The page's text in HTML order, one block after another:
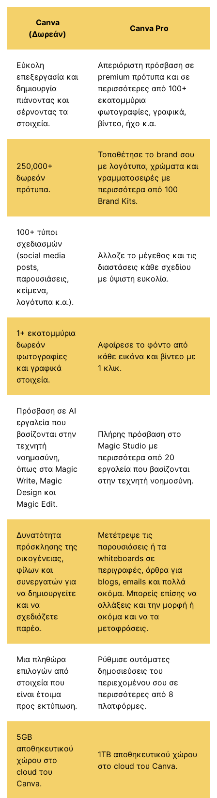
Canva
(Δωρεάν)
Canva Pro
Εύκολη
επεξεργασία και
δημιουργία
πιάνοντας και
σέρνοντας τα
στοιχεία.
Απεριόριστη πρόσβαση σε
premium πρότυπα και σε
περισσότερες από 100+
εκατομμύρια
φωτογραφίες, γραφικά,
βίντεο, ήχο κ.α.
250,000+
δωρεάν
πρότυπα.
Τοποθέτησε το brand σου
με λογότυπα, χρώματα και
γραμματοσειρές με
περισσότερα από 100
Brand Kits.
100+ τύποι
σχεδιασμών
(social media
posts,
παρουσιάσεις,
κείμενα,
λογότυπα κ.α.).
Άλλαζε το μέγεθος και τις
διαστάσεις κάθε σχεδίου
με ύψιστη ευκολία.
1+ εκατομμύρια
δωρεάν
φωτογραφίες
και γραφικά
στοιχεία.
Αφαίρεσε το φόντο από
κάθε εικόνα και βίντεο με
1 κλικ.
Πρόσβαση σε AI
εργαλεία που
βασίζονται στην
τεχνητή
νοημοσύνη,
όπως στα Magic
Write, Magic
Design και
Magic Edit.
Πλήρης πρόσβαση στο
Magic Studio με
περισσότερα από 20
εργαλεία που βασίζονται
στην τεχνητή νοημοσύνη.
Δυνατότητα
πρόσκλησης της
οικογένειας,
φίλων και
συνεργατών για
να δημιουργείτε
και να
σχεδιάζετε
παρέα.
Μετέτρεψε τις
παρουσιάσεις ή τα
whiteboards σε
περιγραφές, άρθρα για
blogs, emails και πολλά
ακόμα. Μπορείς επίσης να
αλλάξεις και την μορφή ή
ακόμα και να τα
μεταφράσεις.
Μια πληθώρα
επιλογών από
στοιχεία που
είναι έτοιμα
προς εκτύπωση.
Ρύθμισε αυτόματες
δημοσιεύσεις του
περιεχομένου σου σε
περισσότερες από 8
πλατφόρμες.
5GB
αποθηκευτικού
χώρου στο
cloud του
Canva.
1TB αποθηκευτικού χώρου
στο cloud του Canva.